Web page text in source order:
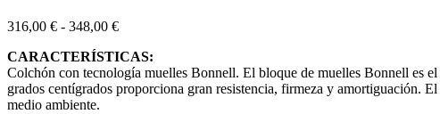
316,00 € - 348,00 €Rango
precios:
desde
316,00 €
CARACTERÍSTICAS:
Colchón con tecnología muelles Bonnell. El bloque de muelles Bonnell es
grados centígrados proporciona gran resistencia, firmeza y amortiguación.
medio ambiente.